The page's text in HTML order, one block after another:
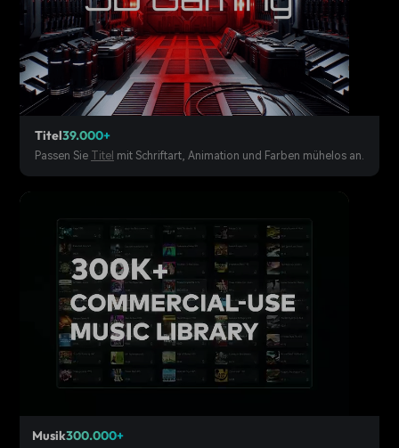
Titel39.000+
Passen Sie Titel mit Schriftart, Animation und Farben mühelos an.
Musik300.000+